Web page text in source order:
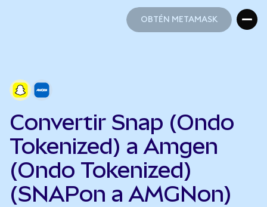
OBTÉN METAMASK
Convertir Snap (Ondo
Tokenized) a Amgen
(Ondo Tokenized)
(SNAPon a AMGNon)